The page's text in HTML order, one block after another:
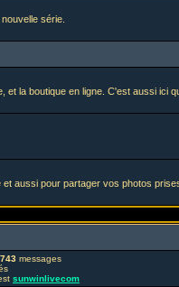
série.
et la boutique en ligne. C'est aussi ici
et aussi pour partager vos photos
messages
sunwinlivecom